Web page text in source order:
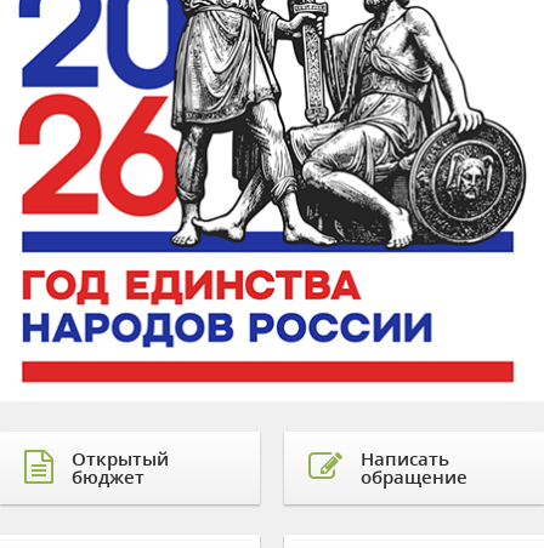
Открытый
бюджет
Написать
обращение